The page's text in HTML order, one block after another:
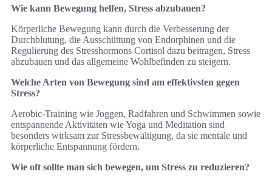
Wie kann Bewegung helfen, Stress abzubauen?
Körperliche Bewegung kann durch die Verbesserung der
Durchblutung, die Ausschüttung von Endorphinen und die
Regulierung des Stresshormons Cortisol dazu beitragen, Stress
abzubauen und das allgemeine Wohlbefinden zu steigern.
Welche Arten von Bewegung sind am effektivsten gegen
Stress?
Aerobic-Training wie Joggen, Radfahren und Schwimmen sowie
entspannende Aktivitäten wie Yoga und Meditation sind
besonders wirksam zur Stressbewältigung, da sie mentale und
körperliche Entspannung fördern.
Wie oft sollte man sich bewegen, um Stress zu reduzieren?